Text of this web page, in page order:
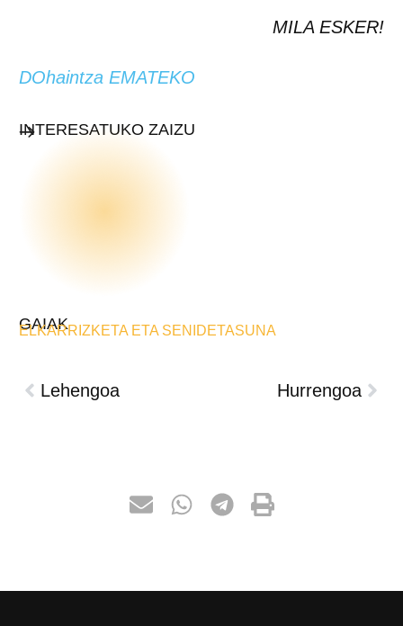
MILA ESKER!
DOhaintza EMATEKO
INTERESATUKO ZAIZU
GAIAK
ELKARRIZKETA ETA SENIDETASUNA
Lehengoa Hurrengoa